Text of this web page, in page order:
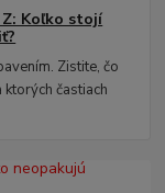
Koľko stojí
Zistite, čo
častiach